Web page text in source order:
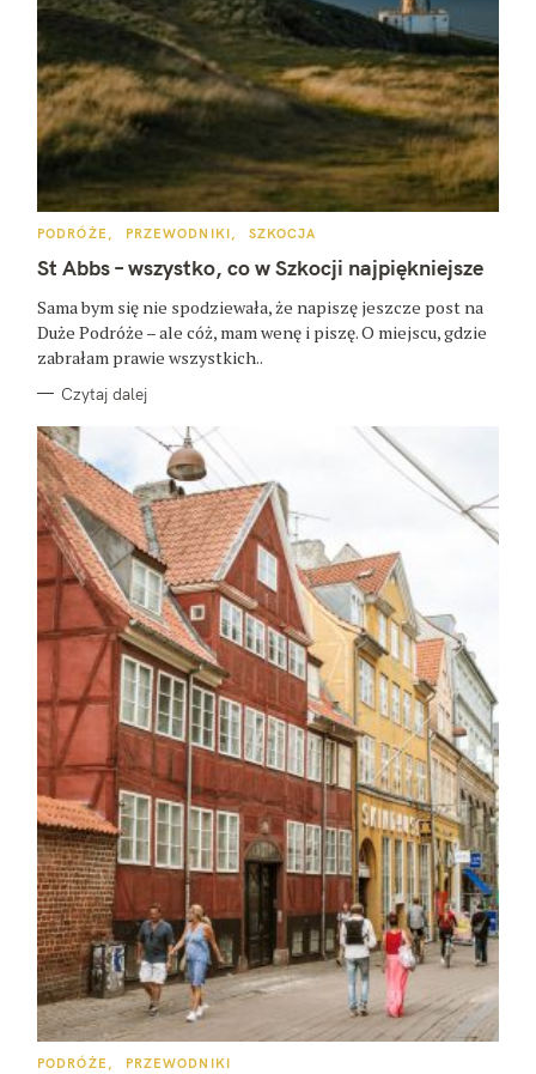
K
T
E
O
R
I
PODRÓŻE PRZEWODNIKI SZKOCJA
St Abbs – wszystko, co w Szkocji najpiękniejsze
Sama bym się nie spodziewała, że napiszę jeszcze post na
Duże Podróże – ale cóż, mam wenę i piszę. O miejscu, gdzie
zabrałam prawie wszystkich..
Czytaj dalej
K
PODRÓŻE PRZEWODNIKI